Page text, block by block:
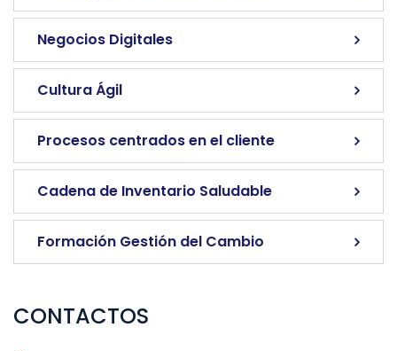
Negocios Digitales
Cultura Ágil
Procesos centrados en el cliente
Cadena de Inventario Saludable
Formación Gestión del Cambio
CONTACTOS